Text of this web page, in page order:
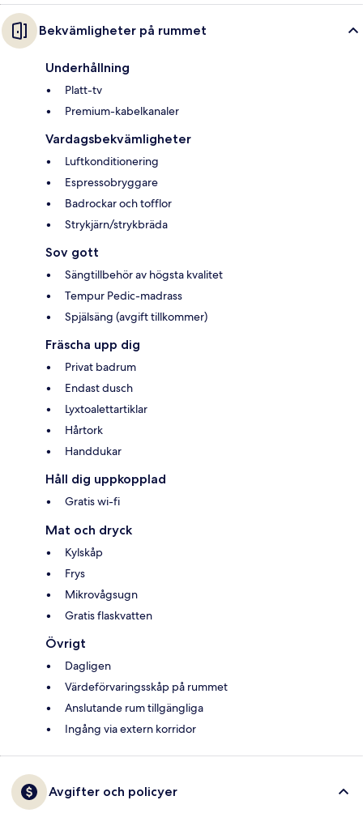
Bekvämligheter på rummet
Underhållning
Platt-tv
Premium-kabelkanaler
Vardagsbekvämligheter
Luftkonditionering
Espressobryggare
Badrockar och tofflor
Strykjärn/strykbräda
Sov gott
Sängtillbehör av högsta kvalitet
Tempur Pedic-madrass
Spjälsäng (avgift tillkommer)
Fräscha upp dig
Privat badrum
Endast dusch
Lyxtoalettartiklar
Hårtork
Handdukar
Håll dig uppkopplad
Gratis wi-fi
Mat och dryck
Kylskåp
Frys
Mikrovågsugn
Gratis flaskvatten
Övrigt
Dagligen
Värdeförvaringsskåp på rummet
Anslutande rum tillgängliga
Ingång via extern korridor
Avgifter och policyer